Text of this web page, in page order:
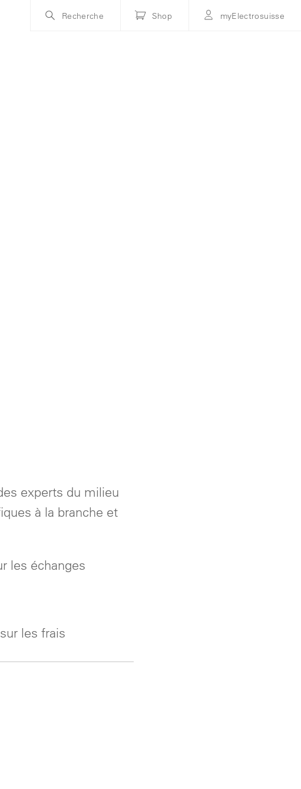
Recherche Shop myElectrosuisse
experts du milieu
à la branche et
les échanges
les frais